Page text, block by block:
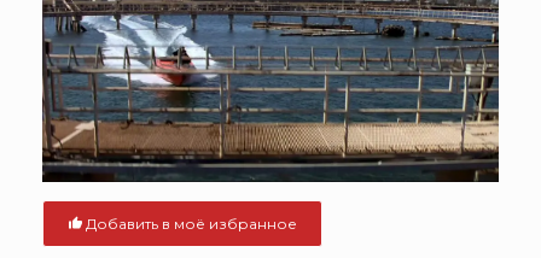
Добавить в моё избранное